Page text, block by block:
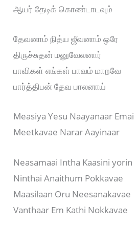
ஆயர் தேடிக் கொண்டாடவும்
தேவனாம் நித்ய ஜீவனாம் ஒரே
திருச்சுதன் மனுவேலனார்
பாவிகள் எங்கள் பாவம் மாறவே
பார்த்திபன் தேவ பாலனாய்
Measiya Yesu Naayanaar Emai
Meetkavae Narar Aayinaar
Neasamaai Intha Kaasini yorin
Ninthai Anaithum Pokkavae
Maasilaan Oru Neesanakavae
Vanthaar Em Kathi Nokkavae